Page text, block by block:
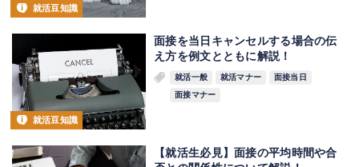
就活豆知識
就活豆知識
面接を当日キャンセルする場合の伝
え方を例文とともに解説！
就活一般 就活マナー
面接当日
面接マナー
【就活生必見】面接の平均時間や合